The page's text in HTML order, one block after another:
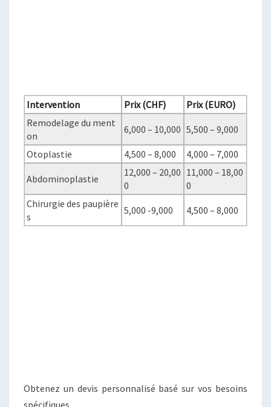
Intervention Prix (CHF)
Prix (EURO)
Remodelage du ment
on
6,000 – 10,000 5,500 – 9,000
Otoplastie 4,500 – 8,000 4,000 – 7,000
Abdominoplastie
12,000 – 20,00
0
11,000 – 18,00
0
Chirurgie des paupière
s
5,000 -9,000 4,500 – 8,000
Obtenez un devis personnalisé basé sur vos besoins
spécifiques.